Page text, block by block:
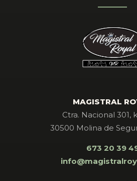
MAGISTRAL
Ctra. Nacional 301,
30500 Molina de
673 20 39